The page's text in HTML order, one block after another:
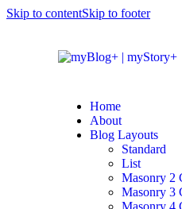
Skip to contentSkip to footer
Home
About
Blog Layouts
Standard
List
Masonry 2
Masonry 3
Masonry 4